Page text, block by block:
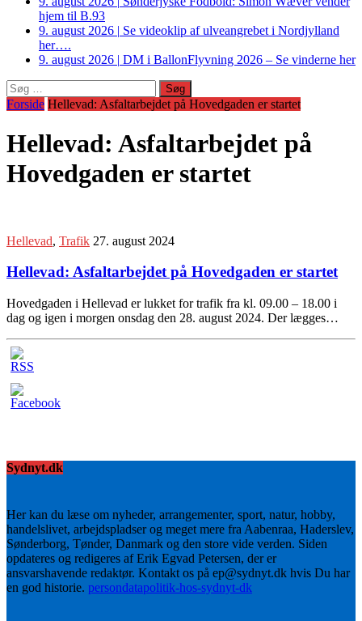
hjem til B.93
9. august 2026 | Se videoklip af ulveangrebet i Nordjylland
her….
9. august 2026 | DM i BallonFlyvning 2026 – Se vinderne her
Søg
efter:
Forside Hellevad: Asfaltarbejdet på Hovedgaden er startet
Hellevad: Asfaltarbejdet på
Hovedgaden er startet
Hellevad, Trafik 27. august 2024
Hellevad: Asfaltarbejdet på Hovedgaden er startet
Hovedgaden i Hellevad er lukket for trafik fra kl. 09.00 – 18.00 i
dag og igen i morgen onsdag den 28. august 2024. Der lægges…
Sydnyt.dk
Her kan du læse om nyheder, arrangementer, sport, natur, hobby,
handelslivet, arbejdspladser og meget mere fra Aabenraa, Haderslev,
Sønderborg, Tønder, Danmark og den store vide verden. Siden
opdateres og redigeres af Erik Egvad Petersen, der er
ansvarshavende redaktør. Kontakt os på ep@sydnyt.dk hvis Du har
en god historie. persondatapolitik-hos-sydnyt-dk